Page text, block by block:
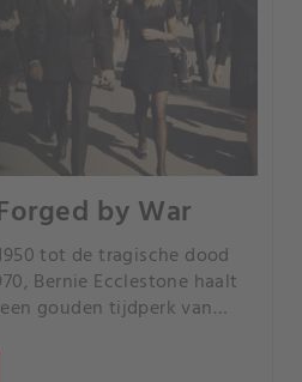
by War
tot de tragische dood
Bernie Ecclestone haalt
gouden tijdperk van